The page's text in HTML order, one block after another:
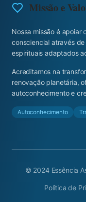
Missão e
Nossa missão é apoiar
consciencial através
espirituais adaptados
Acreditamos na
renovação planetária,
autoconhecimento e
Autoconhecimento
© 2024 Essência
Política de